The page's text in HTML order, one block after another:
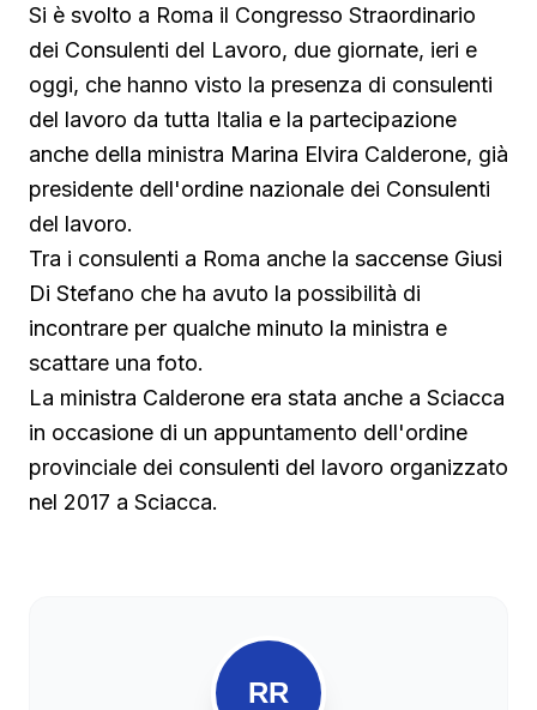
Si è svolto a Roma il Congresso Straordinario
dei Consulenti del Lavoro, due giornate, ieri e
oggi, che hanno visto la presenza di consulenti
del lavoro da tutta Italia e la partecipazione
anche della ministra Marina Elvira Calderone, già
presidente dell'ordine nazionale dei Consulenti
del lavoro.
Tra i consulenti a Roma anche la saccense Giusi
Di Stefano che ha avuto la possibilità di
incontrare per qualche minuto la ministra e
scattare una foto.
La ministra Calderone era stata anche a Sciacca
in occasione di un appuntamento dell'ordine
provinciale dei consulenti del lavoro organizzato
nel 2017 a Sciacca.
RR